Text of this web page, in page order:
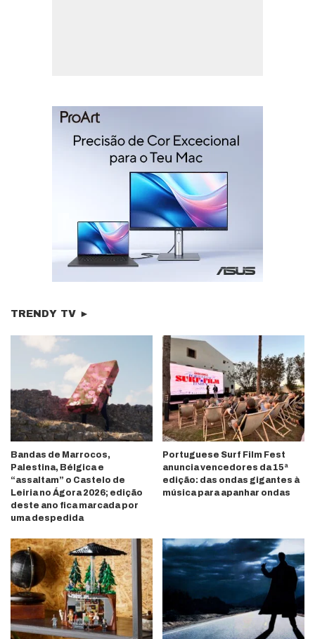
TRENDY TV ►
Bandas de Marrocos,
Palestina, Bélgica e
“assaltam” o Castelo de
Leiria no Ágora 2026; edição
deste ano fica marcada por
uma despedida
Portuguese Surf Film Fest
anuncia vencedores da 15ª
edição: das ondas gigantes à
música para apanhar ondas